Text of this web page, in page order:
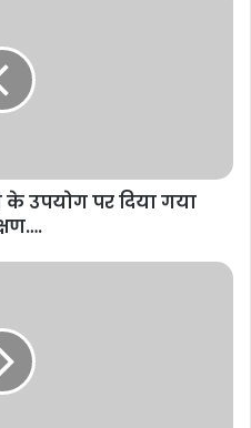
उपयोग पर दिया गया